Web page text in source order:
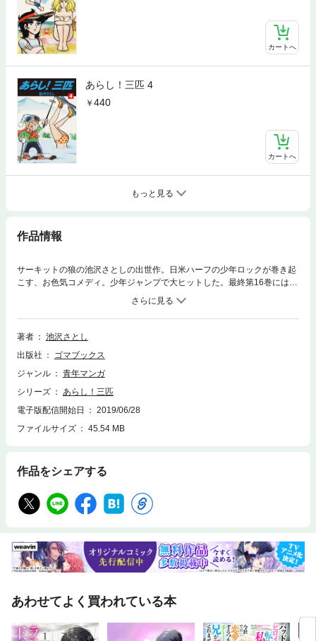
カートへ
あらし！三匹 4
440
カートへ
もっと見る
作品情報
サーキットの狼の池沢さとしの出世作。日米ハーフの少年ロックが巻き起
こす、お色気コメディ。少年ジャンプで大ヒットした。最終第16巻には秘
蔵カラーイラストおまけ付き！
著者
池沢さとし
出版社
ゴマブックス
ジャンル
青年マンガ
シリーズ
あらし！三匹
電子版配信開始日
2019/06/28
ファイルサイズ
45.54 MB
作品をシェアする
あわせてよく買われている本